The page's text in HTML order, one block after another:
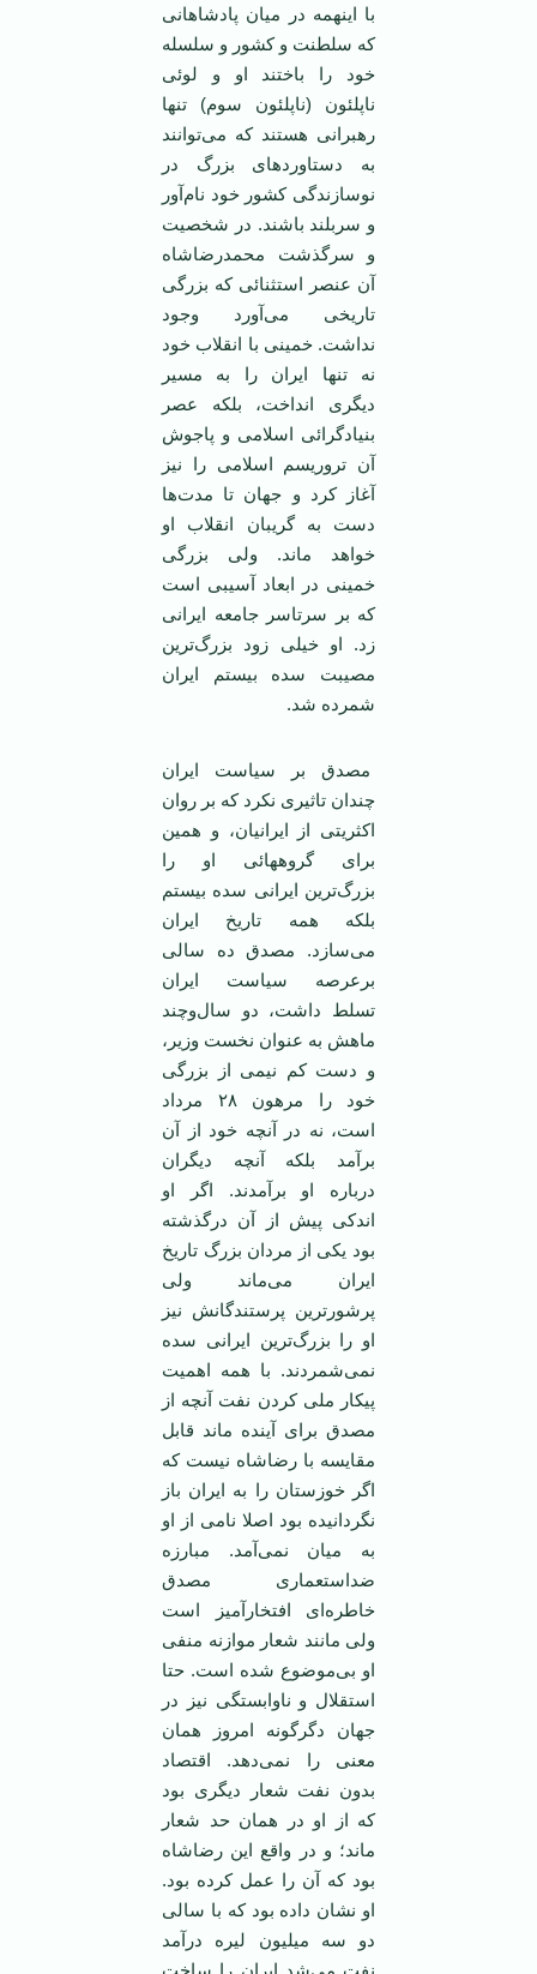
با اینهمه در میان پادشاهانی
که سلطنت و کشور و سلسله
خود را باختند او و لوئی
ناپلئون (ناپلئون سوم) تنها
رهبرانی هستند که می‌توانند
به دستاوردهای بزرگ در
نوسازندگی کشور خود نام‌آور
و سربلند باشند. در شخصیت
و سرگذشت محمدرضاشاه
آن عنصر استثنائی که بزرگی
تاریخی می‌آورد وجود
نداشت. خمینی با انقلاب خود
نه تنها ایران را به مسیر
دیگری انداخت، بلکه عصر
بنیادگرائی اسلامی و پاجوش
آن تروریسم اسلامی را نیز
آغاز کرد و جهان تا مدت‌ها
دست به گریبان انقلاب او
خواهد ماند. ولی بزرگی
خمینی در ابعاد آسیبی است
که بر سرتاسر جامعه ایرانی
زد. او خیلی زود بزرگ‌ترین
مصیبت سده بیستم ایران
شمرده شد.
مصدق بر سیاست ایران
چندان تاثیری نکرد که بر روان
اکثریتی از ایرانیان، و همین
برای گروههائی او را
بزرگ‌ترین ایرانی سده بیستم
بلکه همه تاریخ ایران
می‌سازد. مصدق ده سالی
برعرصه سیاست ایران
تسلط داشت، دو سال‌وچند
ماهش به عنوان نخست وزیر،
و دست کم نیمی از بزرگی
خود را مرهون ۲۸ مرداد
است، نه در آنچه خود از آن
برآمد بلکه آنچه دیگران
درباره او برآمدند. اگر او
اندکی پیش از آن درگذشته
بود یکی از مردان بزرگ تاریخ
ایران می‌ماند ولی
پرشور‌ترین پرستندگانش نیز
او را بزرگ‌ترین ایرانی سده
نمی‌شمردند. با همه اهمیت
پیکار ملی کردن نفت آنچه از
مصدق برای آینده ماند قابل
مقایسه با رضاشاه نیست که
اگر خوزستان را به ایران باز
نگردانیده بود اصلا نامی از او
به میان نمی‌آمد. مبارزه
ضداستعماری مصدق
خاطره‌ای افتخارآمیز است
ولی مانند شعار موازنه منفی
او بی‌موضوع شده است. حتا
استقلال و ناوابستگی نیز در
جهان دگرگونه امروز‌‌ همان
معنی را نمی‌دهد. اقتصاد
بدون نفت شعار دیگری بود
که از او در‌‌ همان حد شعار
ماند؛ و در واقع این رضاشاه
بود که آن را عمل کرده بود.
او نشان داده بود که با سالی
دو سه میلیون لیره درآمد
نفت می‌شد ایران را ساخت